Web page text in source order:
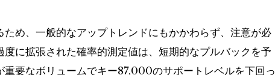
め、一般的なアップトレンドにもかかわらず、注意が必
に拡張された確率的測定値は、短期的なプルバックを予
要なボリュームでキー87,000のサポートレベルを下回っ